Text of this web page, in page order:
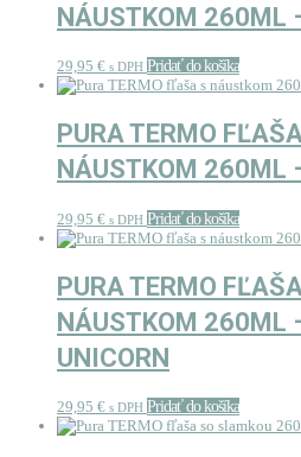
NÁUSTKOM 260ML
29,95 € s DPH Pridať do košíka
PURA TERMO
NÁUSTKOM 260ML
29,95 € s DPH Pridať do košíka
PURA TERMO
NÁUSTKOM 260ML
UNICORN
29,95 € s DPH Pridať do košíka